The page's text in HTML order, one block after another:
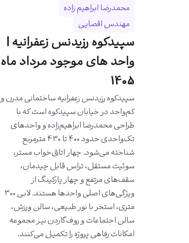
محمدرضا ابراهیم زاده
مهندس اقصایی
سپیدکوه رزیدنس زعفرانیه |
واحد های موجود مرداد ماه
1405
سپیدکوه رزیدنس زعفرانیه ساختمانی مدرن و
کم‌واحد در خیابان سپیدکوه است که با
طراحی محمدرضا ابراهیم‌زاده و واحدهای
تک‌واحدی حدود ۴۰۰ تا ۴۳۰ مترمربع
شناخته می‌شود. چهار اتاق‌خواب مستر،
سوئیت مستقل، تراس قابل چیدمان،
سقف‌های مرتفع و چهار پارکینگ از
ویژگی‌های اصلی واحدها هستند. لابی ۳۰۰
متری، استخر با نور طبیعی، سالن ورزش،
سالن اجتماعات و روف‌گاردن نیز مجموعه
امکانات رفاهی پروژه را تکمیل می‌کنند.